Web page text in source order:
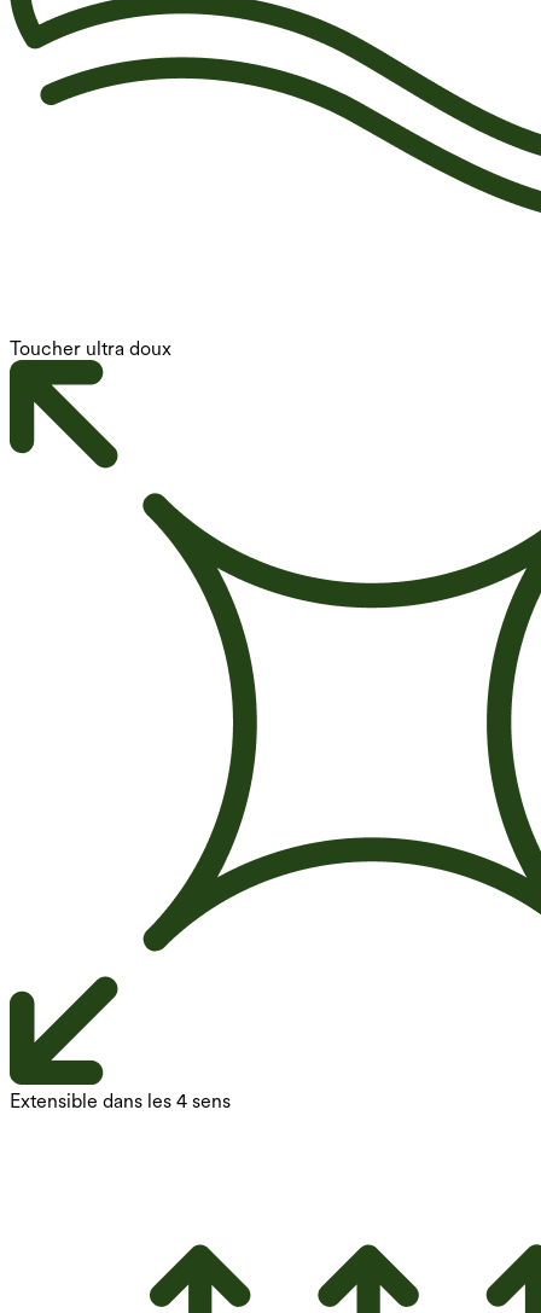
Toucher ultra doux
Extensible dans les 4 sens